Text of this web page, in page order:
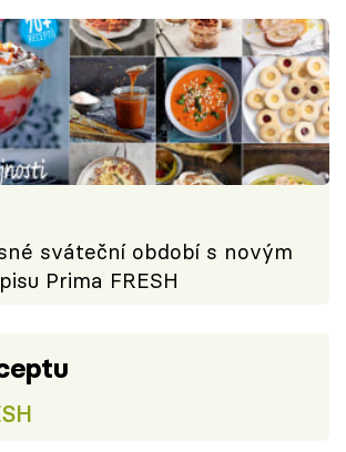
sváteční období s novým
Prima FRESH